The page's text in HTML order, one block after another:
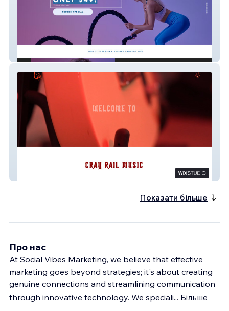
Показати більше
Про нас
At Social Vibes Marketing, we believe that effective
marketing goes beyond strategies; it's about creating
genuine connections and streamlining communication
through innovative technology. We speciali... Більше